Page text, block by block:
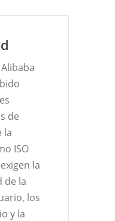
de
la
ISO
la
de la
los
y la